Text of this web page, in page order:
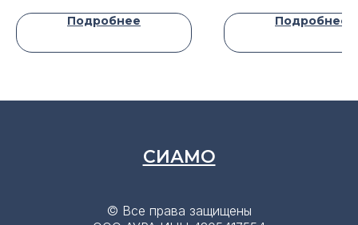
Подробнее Подробнее
СИАМО
© Все права защищены